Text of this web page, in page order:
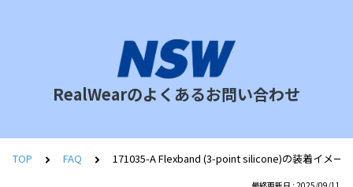
RealWearのよくあるお問い合わせ
TOP FAQ 171035-A Flexband (3-point silicone)の装着イメー